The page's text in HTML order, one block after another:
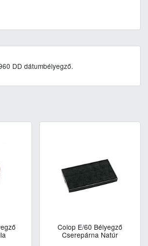
DD dátumbélyegző.
Colop E/60 Bélyegző
Cserepárna Natúr